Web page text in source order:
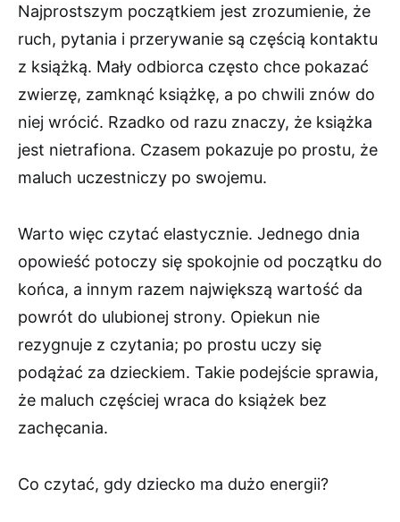
Najprostszym początkiem jest zrozumienie, że
ruch, pytania i przerywanie są częścią kontaktu
z książką. Mały odbiorca często chce pokazać
zwierzę, zamknąć książkę, a po chwili znów do
niej wrócić. Rzadko od razu znaczy, że książka
jest nietrafiona. Czasem pokazuje po prostu, że
maluch uczestniczy po swojemu.
Warto więc czytać elastycznie. Jednego dnia
opowieść potoczy się spokojnie od początku do
końca, a innym razem największą wartość da
powrót do ulubionej strony. Opiekun nie
rezygnuje z czytania; po prostu uczy się
podążać za dzieckiem. Takie podejście sprawia,
że maluch częściej wraca do książek bez
zachęcania.
Co czytać, gdy dziecko ma dużo energii?